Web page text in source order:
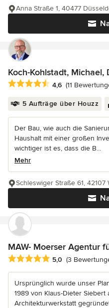
Anna Straße 1, 40477
Koch-Kohlstadt, Michael,
Durchschnittliche
4,6 (11
5 Aufträge über Houzz
Der Bau, wie auch die
Haushalt mit einer großen
wichtiger ist es, dass die B...
Mehr
Schleswiger Straße 61, 42107
MAW- Moerser Agentur
Durchschnittliche
5,0 (3
Ursprünglich wurde unser
1989 von Klaus-Dieter Siebert
Architekturwerkstatt